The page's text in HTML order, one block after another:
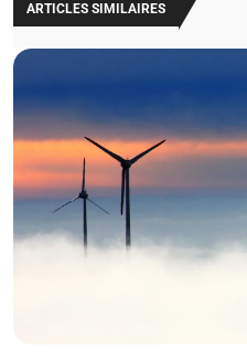
ARTICLES SIMILAIRES